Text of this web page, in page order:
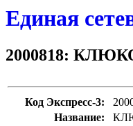
Единая
2000818:
Код Экспресс-3:
Название: